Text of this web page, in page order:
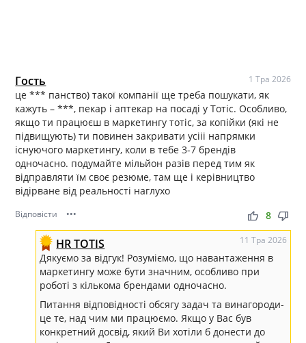
Гость 1 Тра 2026
це *** панство) такої компанії ще треба пошукати, як
кажуть – ***, пекар і аптекар на посаді у Тотіс. Особливо,
якщо ти працюєш в маркетингу тотіс, за копійки (які не
підвищують) ти повинен закривати усііі напрямки
існуючого маркетингу, коли в тебе 3-7 брендів
одночасно. подумайте мільйон разів перед тим як
відправляти їм своє резюме, там ще і керівництво
відірване від реальності наглухо
Відповісти ••• thumb_up thumb_down
8
HR TOTIS 11 Тра 2026
Дякуємо за відгук! Розуміємо, що навантаження в
маркетингу може бути значним, особливо при
роботі з кількома брендами одночасно.
Питання відповідності обсягу задач та винагороди-
це те, над чим ми працюємо. Якщо у Вас був
конкретний досвід, який Ви хотіли б донести до